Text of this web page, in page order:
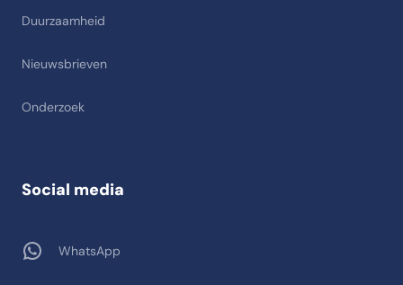
Duurzaamheid
Nieuwsbrieven
Onderzoek
Social media
WhatsApp